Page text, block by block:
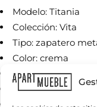
Modelo: Titania
Colección: Vita
Tipo: zapatero
Color: crema
Material principal:
Acabado: pintura
Estructura
b
e
*
T
e
l
é
o
n
C
o